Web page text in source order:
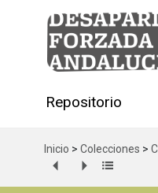
Repositorio
Inicio > Colecciones >